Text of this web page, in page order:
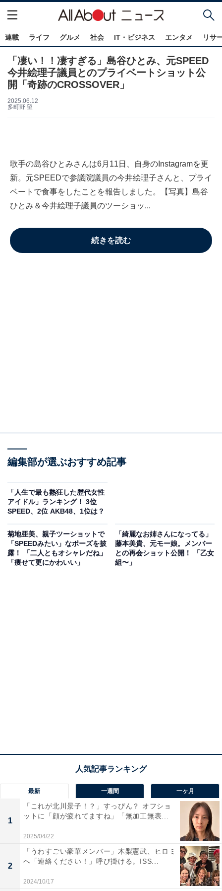
連載 ライフ グルメ 社会 IT・ビジネス エンタメ リサ
「凄い！！凄すぎる」島谷ひとみ、元SPEED
今井絵理子議員とのプライベートショット公
開「奇跡のCROSSOVER」
2025.06.12
多町野 望
歌手の島谷ひとみさんは6月11日、自身のInstagramを更
新。元SPEEDで参議院議員の今井絵理子さんと、プライ
ベートで食事をしたことを報告しました。【写真】島谷
ひとみ＆今井絵理子議員のツーショッ...
続きを読む
編集部が選ぶおすすめ記事
「人生で最も熱狂した歴代女性
アイドル」ランキング！ 3位
SPEED、2位 AKB48、1位は？
菊地亜美、親子ツーショットで
「SPEEDみたい」なポーズを披
露！ 「二人ともオシャレだね」
「痩せて更にかわいい」
「綺麗なお姉さんになってる」
藤本美貴、元モー娘。メンバー
との再会ショット公開！ 「乙女
組〜」
最新 一週間 一ヶ月
1
「これが北川景子！？」すっぴん？ オフショ
ットに「顔が疲れてますね」「無加工無表...
2025/04/22
2
「うわすごい豪華メンバー」木梨憲武、ヒロミ
へ「連絡ください！」呼び掛ける。ISS...
2024/10/17